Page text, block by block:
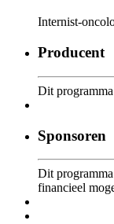
Internist-
Producent
Dit
Sponsoren
Dit
financieel